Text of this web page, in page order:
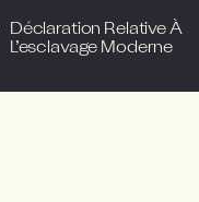
Déclaration Relative À
L’esclavage Moderne